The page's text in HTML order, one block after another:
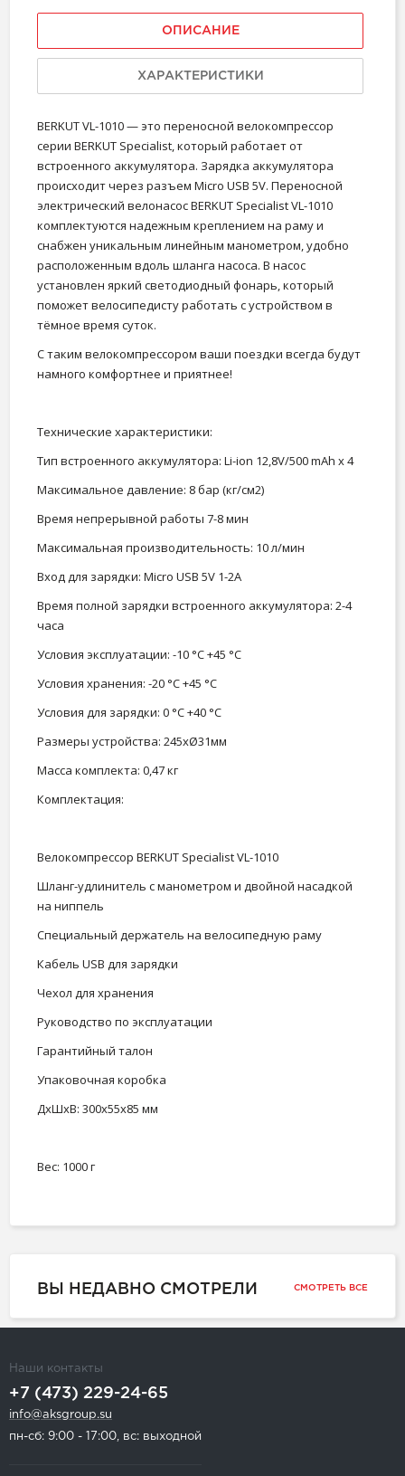
ОПИСАНИЕ
ХАРАКТЕРИСТИКИ
BERKUT VL-1010 — это переносной велокомпрессор
серии BERKUT Specialist, который работает от
встроенного аккумулятора. Зарядка аккумулятора
происходит через разъем Micro USB 5V. Переносной
электрический велонасос BERKUT Specialist VL-1010
комплектуются надежным креплением на раму и
снабжен уникальным линейным манометром, удобно
расположенным вдоль шланга насоса. В насос
установлен яркий светодиодный фонарь, который
поможет велосипедисту работать с устройством в
тёмное время суток.
С таким велокомпрессором ваши поездки всегда будут
намного комфортнее и приятнее!
Технические характеристики:
Тип встроенного аккумулятора: Li-ion 12,8V/500 mAh x 4
Максимальное давление: 8 бар (кг/см2)
Время непрерывной работы 7-8 мин
Максимальная производительность: 10 л/мин
Вход для зарядки: Micro USB 5V 1-2A
Время полной зарядки встроенного аккумулятора: 2-4
часа
Условия эксплуатации: -10 °C +45 °C
Условия хранения: -20 °C +45 °C
Условия для зарядки: 0 °C +40 °C
Размеры устройства: 245xØ31мм
Масса комплекта: 0,47 кг
Комплектация:
Велокомпрессор BERKUT Specialist VL-1010
Шланг-удлинитель с манометром и двойной насадкой
на ниппель
Специальный держатель на велосипедную раму
Кабель USB для зарядки
Чехол для хранения
Руководство по эксплуатации
Гарантийный талон
Упаковочная коробка
ДxШxВ: 300x55x85 мм
Вес: 1000 г
ВЫ НЕДАВНО СМОТРЕЛИ СМОТРЕТЬ ВСЕ
Наши контакты
+7 (473) 229-24-65
info@aksgroup.su
пн-сб: 9:00 - 17:00, вс: выходной